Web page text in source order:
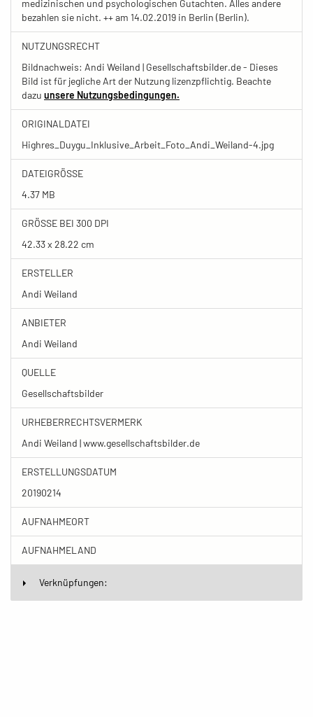
medizinischen und psychologischen Gutachten. Alles andere
bezahlen sie nicht. ++ am 14.02.2019 in Berlin (Berlin).
NUTZUNGSRECHT
Bildnachweis: Andi Weiland | Gesellschaftsbilder.de - Dieses
Bild ist für jegliche Art der Nutzung lizenzpflichtig. Beachte
dazu unsere Nutzungsbedingungen.
ORIGINALDATEI
Highres_Duygu_Inklusive_Arbeit_Foto_Andi_Weiland-4.jpg
DATEIGRÖSSE
4.37 MB
GRÖSSE BEI 300 DPI
42.33 x 28.22 cm
ERSTELLER
Andi Weiland
ANBIETER
Andi Weiland
QUELLE
Gesellschaftsbilder
URHEBERRECHTSVERMERK
Andi Weiland | www.gesellschaftsbilder.de
ERSTELLUNGSDATUM
20190214
AUFNAHMEORT
AUFNAHMELAND
Verknüpfungen: